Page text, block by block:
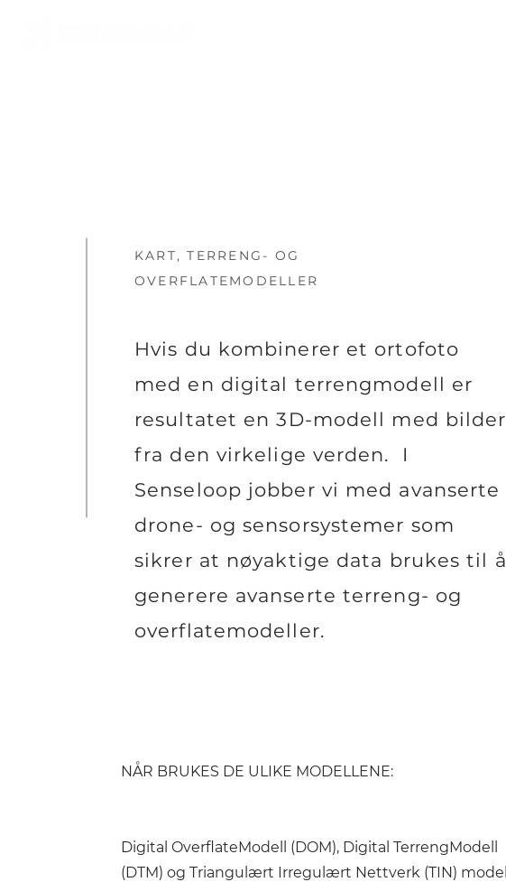
KART, TERRENG- OG
OVERFLATEMODELLER
Hvis du kombinerer et ortofoto
med en digital terrengmodell er
resultatet en 3D-modell med bilder
fra den virkelige verden. I
Senseloop jobber vi med avanserte
drone- og sensorsystemer som
sikrer at nøyaktige data brukes til å
generere avanserte terreng- og
overflatemodeller.
NÅR BRUKES DE ULIKE MODELLENE:
Digital OverflateModell (DOM), Digital TerrengModell
(DTM) og Triangulært Irregulært Nettverk (TIN) modell